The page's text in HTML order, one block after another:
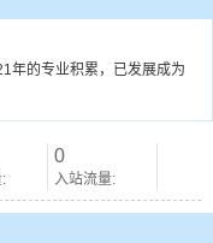
年的专业积累，已发展成为
0
入站流量: